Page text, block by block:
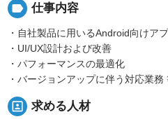
label 仕事内容
・自社製品に用いるAndroid向けア
・UI/UX設計および改善
・パフォーマンスの最適化
・バージョンアップに伴う対応業務
portrait 求める人材